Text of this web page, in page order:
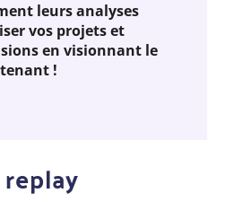
leurs analyses
vos projets et
en visionnant le
!